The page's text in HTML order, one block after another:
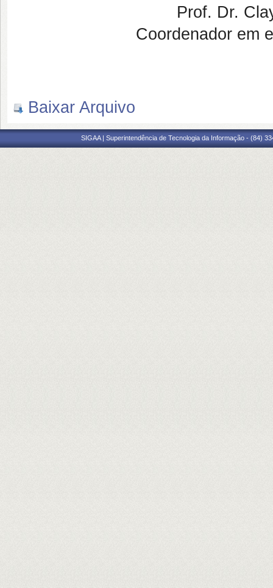
Prof. Dr.
Coordenador em
Baixar Arquivo
SIGAA | Superintendência de Tecnologia da Informação - (84)